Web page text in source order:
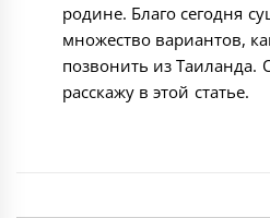
родине. Благо сегодня
множество вариантов,
позвонить из Таиланда.
расскажу в этой статье.